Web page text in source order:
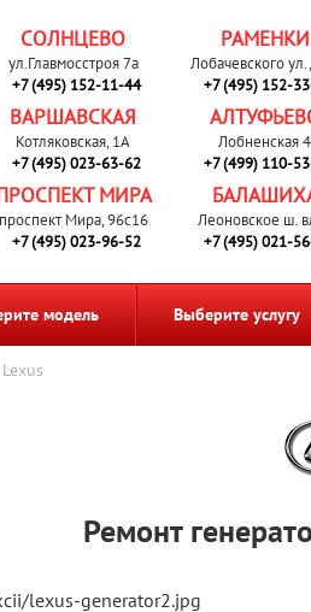
СОЛНЦЕВО
ул.Главмосстроя 7а
+7 (495) 152-11-44
РАМЕНКИ
Лобачевского
+7 (495) 152-
ВАРШАВСКАЯ
Котляковская, 1А
+7 (495) 023-63-62
Лобненская 4
+7 (499) 110-
МИРА
проспект Мира, 96с16
+7 (495) 023-96-52
Леоновское ш.
+7 (495) 021-
модель Выберите услугу
Ремонт